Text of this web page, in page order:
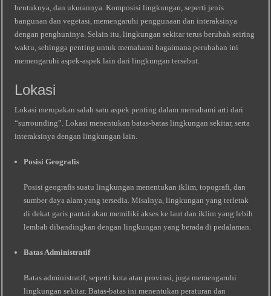
bentuknya, dan ukurannya. Komposisi lingkungan, seperti jenis
bangunan dan vegetasi, memengaruhi penggunaan dan interaksinya
dengan penghuninya. Selain itu, lingkungan sekitar terus berubah seiring
waktu, sehingga penting untuk memahami bagaimana perubahan ini
memengaruhi aspek-aspek lain dari lingkungan tersebut.
Lokasi
Lokasi merupakan salah satu aspek penting dalam memahami arti dari
“surrounding”. Lokasi menentukan batas-batas lingkungan sekitar, serta
interaksinya dengan lingkungan lain.
Posisi Geografis
Posisi geografis suatu lingkungan menentukan iklim, topografi, dan
sumber daya alam yang tersedia. Misalnya, lingkungan yang terletak
di dekat garis pantai akan memiliki akses ke laut dan iklim yang lebih
lembab dibandingkan dengan lingkungan yang berada di pedalaman.
Batas Administratif
Batas administratif, seperti kota atau provinsi, juga memengaruhi
lingkungan sekitar. Batas-batas ini menentukan peraturan dan